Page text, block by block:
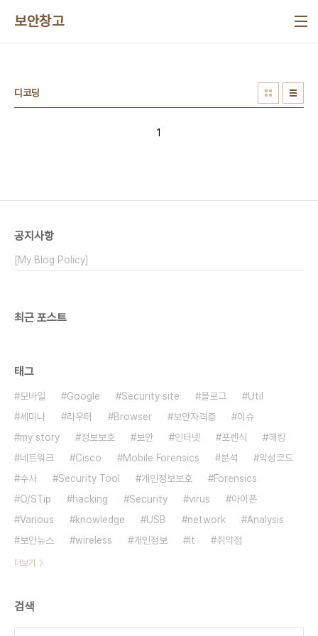
보안창고
디코딩
1
공지사항
[My Blog Policy]
최근 포스트
태그
모바일 Google Security site 블로그
Util
세미나
라우터 Browser 보안자격증
이슈
my story
정보보호 보안 인터넷 포렌식
해킹
네트워크
Cisco Mobile Forensics 분석
악성코드
수사
Security Tool 개인정보보호
Forensics
O/STip
hacking Security virus
아이폰
Various
knowledge USB network
Analysis
보안뉴스
wireless 개인정보 It 취약점
더보기
검색